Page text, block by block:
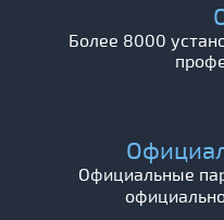
Более 8000
Официальные